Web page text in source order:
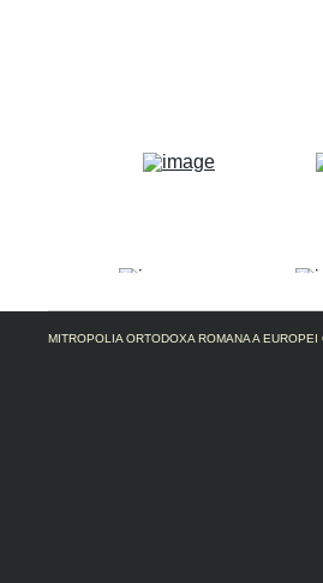
MITROPOLIA ORTODOXA ROMANA A